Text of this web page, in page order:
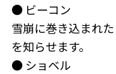
● ビーコン
雪崩に巻き込まれ
を知らせます。
● ショベル